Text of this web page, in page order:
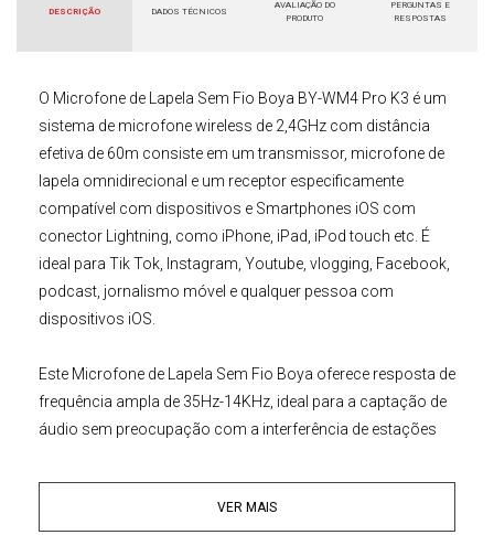
DESCRIÇÃO DADOS TÉCNICOS
AVALIAÇÃO DO
PRODUTO
PERGUNTAS E
RESPOSTAS
O Microfone de Lapela Sem Fio Boya BY-WM4 Pro K3 é um
sistema de microfonewireless de 2,4GHz com distância
efetiva de 60m consiste em um transmissor, microfone de
lapela omnidirecional e um receptor especificamente
compatível com dispositivos e Smartphones iOS com
conector
Lightning , como iPhone, iPad, iPod touch etc. É
ideal para Tik Tok, Instagram, Youtube, vlogging, Facebook,
podcast, jornalismo móvel e qualquer pessoa com
dispositivos iOS
Este Microfone de Lapela Sem Fio Boya oferece resposta de
frequência ampla de 35Hz-14KHz, ideal para a captação de
áudio sem preocupação com a interferência de estações
BY-WM4 Pro K3possui alta sensibilidade de -90dB que pode
capturar o som com clareza, a faixa Sinal/Ruído de 84dB
VER MAIS